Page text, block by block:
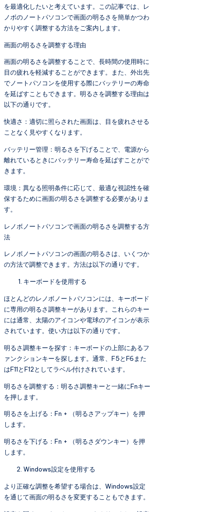
を最適化したいと考えています。この記事では、レ
ノボのノートパソコンで画面の明るさを簡単かつわ
かりやすく調整する方法をご案内します。
画面の明るさを調整する理由
画面の明るさを調整することで、長時間の使用時に
目の疲れを軽減することができます。また、外出先
でノートパソコンを使用する際にバッテリーの寿命
を延ばすこともできます。明るさを調整する理由は
以下の通りです。
快適さ：適切に照らされた画面は、目を疲れさせる
ことなく見やすくなります。
バッテリー管理：明るさを下げることで、電源から
離れているときにバッテリー寿命を延ばすことがで
きます。
環境：異なる照明条件に応じて、最適な視認性を確
保するために画面の明るさを調整する必要がありま
す。
レノボノートパソコンで画面の明るさを調整する方
法
レノボノートパソコンの画面の明るさは、いくつか
の方法で調整できます。方法は以下の通りです。
キーボードを使用する
ほとんどのレノボノートパソコンには、キーボード
に専用の明るさ調整キーがあります。これらのキー
には通常、太陽のアイコンや電球のアイコンが表示
されています。使い方は以下の通りです。
明るさ調整キーを探す：キーボードの上部にあるフ
ァンクションキーを探します。通常、F5とF6また
はF11とF12としてラベル付けされています。
明るさを調整する：明るさ調整キーと一緒にFnキー
を押します。
明るさを上げる：Fn + （明るさアップキー）を押
します。
明るさを下げる：Fn + （明るさダウンキー）を押
します。
Windows設定を使用する
より正確な調整を希望する場合は、Windows設定
を通じて画面の明るさを変更することもできます。